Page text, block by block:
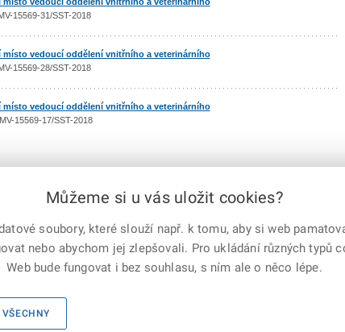
15569-31/SST-2018
místo vedoucí oddělení vnitřního a veterinárního
15569-28/SST-2018
místo vedoucí oddělení vnitřního a veterinárního
15569-17/SST-2018
vytisknout
e-mailem
Corp.
Facebook
vyhrazena
Můžeme si u vás uložit cookies?
soubory, které slouží např. k tomu, aby si web
nebo abychom jej zlepšovali. Pro ukládání různých typů
Web bude fungovat i bez souhlasu, s ním ale o něco lépe.